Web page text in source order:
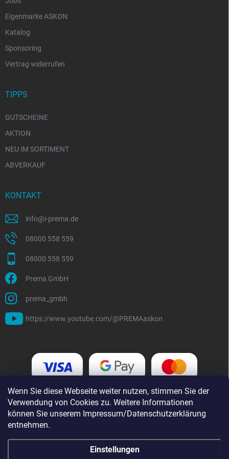
Wenn Sie diese Webseite weiter nutzen, stimmen Sie der
Verwendung von Cookies zu. Weitere Informationen
können Sie unserem Impressum/Datenschutzerklärung
entnehmen.
Einstellungen
Eigenmarke ASKON
Katalog
Sponsoring
Vertrag widerrufen
TIPPS
GUTSCHEINE
AKTION
NEU IM SORTIMENT
ABVERKAUF
KONTAKT
info@i-prema.de
08000 558 559
08000 558 559
Prema GmbH
prema_gmbh
https://www.youtube.com/@PREMAaskon